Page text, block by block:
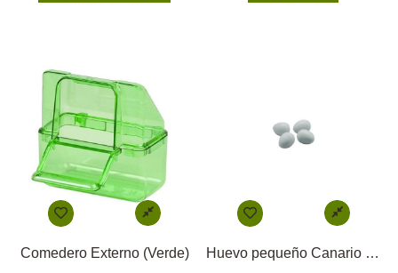
Comedero Externo (Verde) Huevo pequeño Canario (Gris)